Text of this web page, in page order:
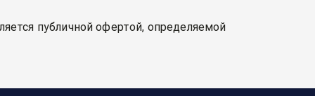
публичной офертой, определяемой